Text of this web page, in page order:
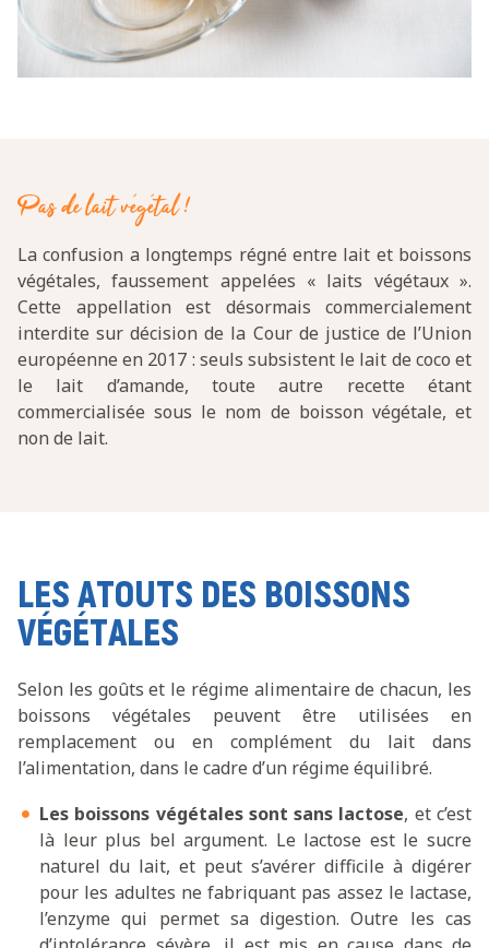
Pas de lait végétal !
La confusion a longtemps régné entre lait et boissons
végétales, faussement appelées « laits végétaux ».
Cette appellation est désormais commercialement
interdite sur décision de la Cour de justice de l’Union
européenne en 2017 : seuls subsistent le lait de coco et
le lait d’amande, toute autre recette étant
commercialisée sous le nom de boisson végétale, et
non de lait.
LES ATOUTS DES BOISSONS
VÉGÉTALES
Selon les goûts et le régime alimentaire de chacun, les
boissons végétales peuvent être utilisées en
remplacement ou en complément du lait dans
l’alimentation, dans le cadre d’un régime équilibré.
Les boissons végétales sont sans lactose, et c’est
là leur plus bel argument. Le lactose est le sucre
naturel du lait, et peut s’avérer difficile à digérer
pour les adultes ne fabriquant pas assez le lactase,
l’enzyme qui permet sa digestion. Outre les cas